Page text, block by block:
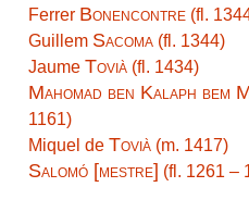
Ferrer Bonencontre (fl.
Guillem Sacoma (fl. 1344)
Jaume Tovià (fl. 1434)
Mahomad ben Kalaph bem
1161)
Miquel de Tovià (m. 1417)
Salomó [mestre] (fl. 1261 –